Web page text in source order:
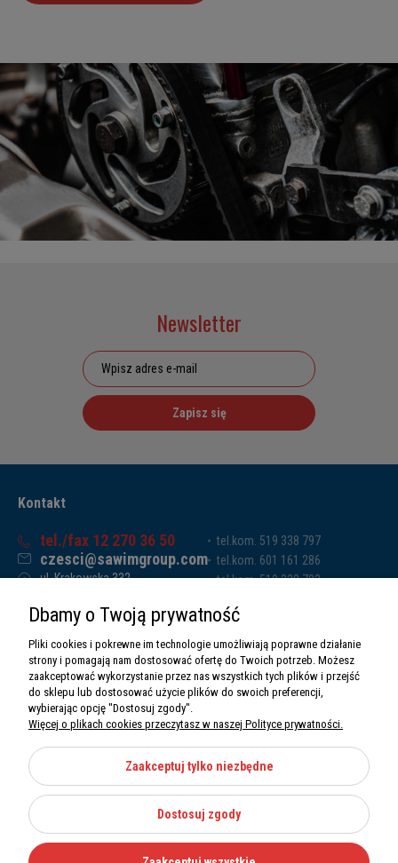
Newsletter
Zapisz się
Kontakt
tel./fax 12 270 36 50
czesci@sawimgroup.com
ul. Krakowska 332,
Sawim Group Mariusz Zdyb sp. k.
NIP: 5130284470
REGON: 5246591010
tel.kom. 519 338 797
tel.kom. 601 161 286
tel.kom. 519 338 793
O nas
Informacje
Moje konto
Kategorie
Dbamy o Twoją prywatność
Pliki cookies i pokrewne im technologie umożliwiają poprawne działanie
strony i pomagają nam dostosować ofertę do Twoich potrzeb. Możesz
zaakceptować wykorzystanie przez nas wszystkich tych plików i przejść
do sklepu lub dostosować użycie plików do swoich preferencji,
wybierając opcję "Dostosuj zgody".
Więcej o plikach cookies przeczytasz w naszej Polityce prywatności.
Zaakceptuj tylko niezbędne
Dostosuj zgody